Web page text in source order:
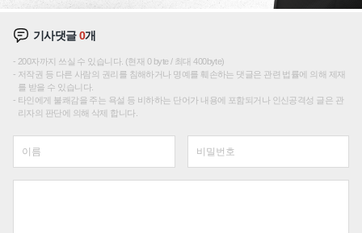
기사댓글0개
200자까지 쓰실 수 있습니다. (현재 0 byte / 최대 400byte)
저작권 등 다른 사람의 권리를 침해하거나 명예를 훼손하는 댓글은 관련 법률에 의해 제재
를 받을 수 있습니다.
타인에게 불쾌감을 주는 욕설 등 비하하는 단어가 내용에 포함되거나 인신공격성 글은 관
리자의 판단에 의해 삭제 합니다.